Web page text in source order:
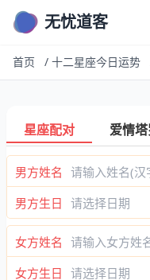
无忧道客
首页 / 十二星座今日运势
星座配对 爱情
男方姓名
男方生日
女方姓名
女方生日